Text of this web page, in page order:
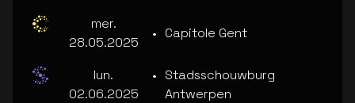
mer.
28.05.2025
• Capitole Gent
lun.
02.06.2025
• Stadsschouwburg
Antwerpen